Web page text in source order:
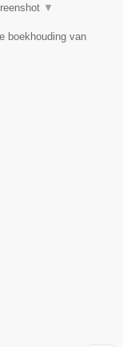
▼
boekhouding van